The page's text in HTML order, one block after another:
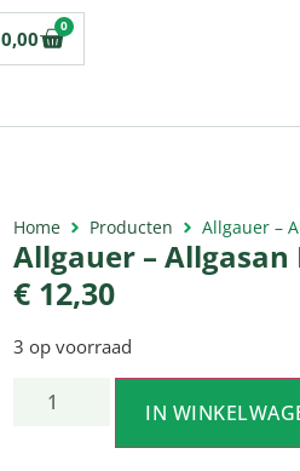
0,00
0
Home Producten Allgauer –
Allgauer –
€ 12,30
3 op voorraad
IN